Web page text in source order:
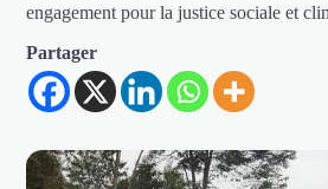
engagement pour la justice sociale et
Partager